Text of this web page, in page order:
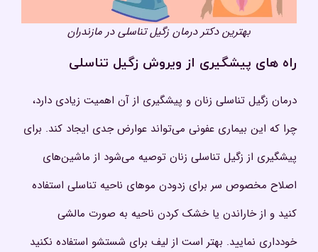
بهترین دکتر درمان زگیل تناسلی در مازندران
راه های پیشگیری از ویروش زگیل تناسلی
درمان زگیل تناسلی زنان و پیشگیری از آن اهمیت زیادی دارد،
چرا که این بیماری عفونی می‌تواند عوارض جدی ایجاد کند. برای
پیشگیری از زگیل تناسلی زنان توصیه می‌شود از ماشین‌های
اصلاح مخصوص سر برای زدودن موهای ناحیه تناسلی استفاده
کنید و از خاراندن یا خشک کردن ناحیه به صورت مالشی
خودداری نمایید. بهتر است از لیف برای شستشو استفاده نکنید